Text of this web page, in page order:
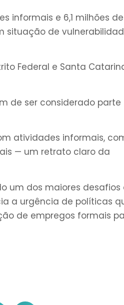
informais e 6,1 milhões de
situação de
Federal e Santa
de ser considerado
atividades informais,
— um retrato claro da
um dos maiores desafios
a urgência de políticas
de empregos formais